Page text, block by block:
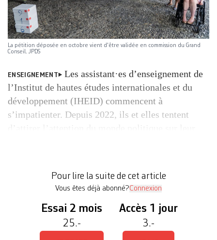
La pétition déposée en octobre vient d'être validée en commission du Grand
Conseil. JPDS
ENSEIGNEMENT
Les assistant·es d’enseignement de
l’Institut de hautes études internationales et du
développement (IHEID) commencent à
s’impatienter. Depuis 2022, ils et elles tentent
par 916 personnes de l’institut, vient […]
Pour lire la suite de cet article
Vous êtes déjà abonné?Connexion
Essai 2 mois
25.-
Accès 1 jour
3.-